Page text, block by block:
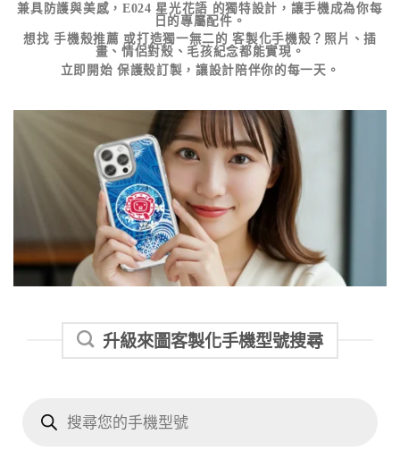
兼具防護與美感， E024 星光花語 的獨特設計，讓手機成為你每
日的專屬配件。
想找手機殼推薦 或打造獨一無二的客製化手機殼 ？照片、插
畫、情侶對殼、毛孩紀念都能實現。
立即開始 保護殼訂製 ，讓設計陪伴你的每一天。
升級來圖客製化手機型號搜尋
search